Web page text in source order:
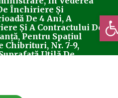
Închiriere Și
De 4 Ani, A
Și A Contractului De
Pentru Spațiul
Chibrituri, Nr. 7-9,
Utilă De